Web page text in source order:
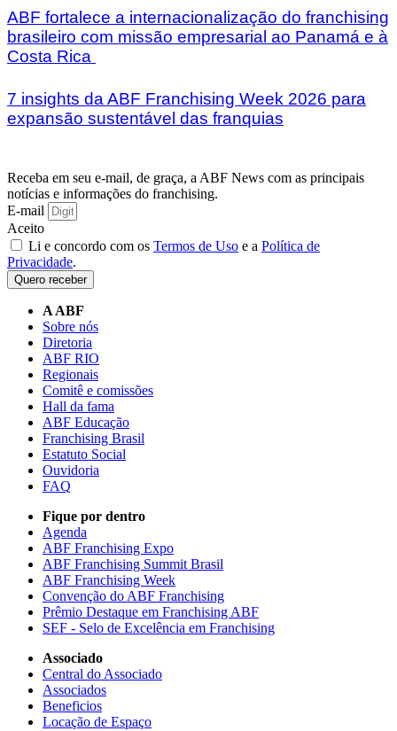
ABF fortalece a internacionalização do franchising
brasileiro com missão empresarial ao Panamá e à
Costa Rica
7 insights da ABF Franchising Week 2026 para
expansão sustentável das franquias
Receba em seu e-mail, de graça, a ABF News com as principais
notícias e informações do franchising.
E-mail
Aceito
Li e concordo com os Termos de Uso e a Política de
Privacidade.
Quero receber
A ABF
Sobre nós
Diretoria
ABF RIO
Regionais
Comitê e comissões
Hall da fama
ABF Educação
Franchising Brasil
Estatuto Social
Ouvidoria
FAQ
Fique por dentro
Agenda
ABF Franchising Expo
ABF Franchising Summit Brasil
ABF Franchising Week
Convenção do ABF Franchising
Prêmio Destaque em Franchising ABF
SEF - Selo de Excelência em Franchising
Associado
Central do Associado
Associados
Beneficios
Locação de Espaço